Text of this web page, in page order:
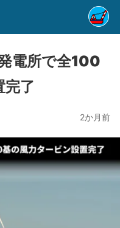
電所で全100
完了
2か月前